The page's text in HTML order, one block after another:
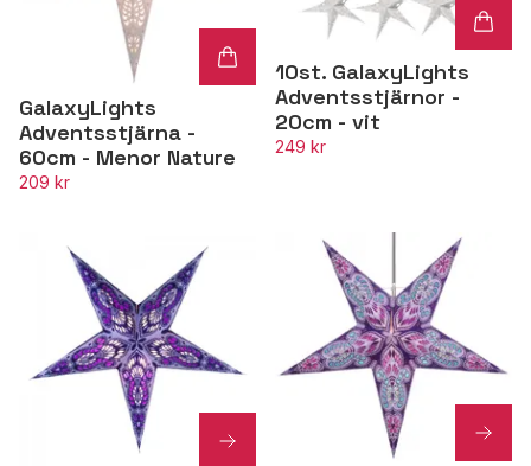
GalaxyLights
Adventsstjärna -
60cm - Menor Nature
209 kr
10st. GalaxyLights
Adventsstjärnor -
20cm - vit
249 kr